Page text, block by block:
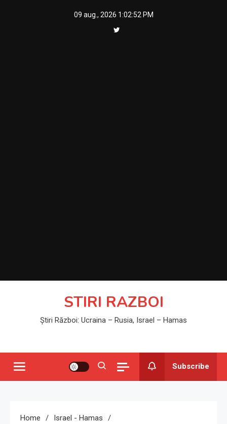
09 aug., 2026 1:02:52 PM
STIRI RAZBOI
Știri Război: Ucraina – Rusia, Israel – Hamas
Subscribe
Home
Israel - Hamas